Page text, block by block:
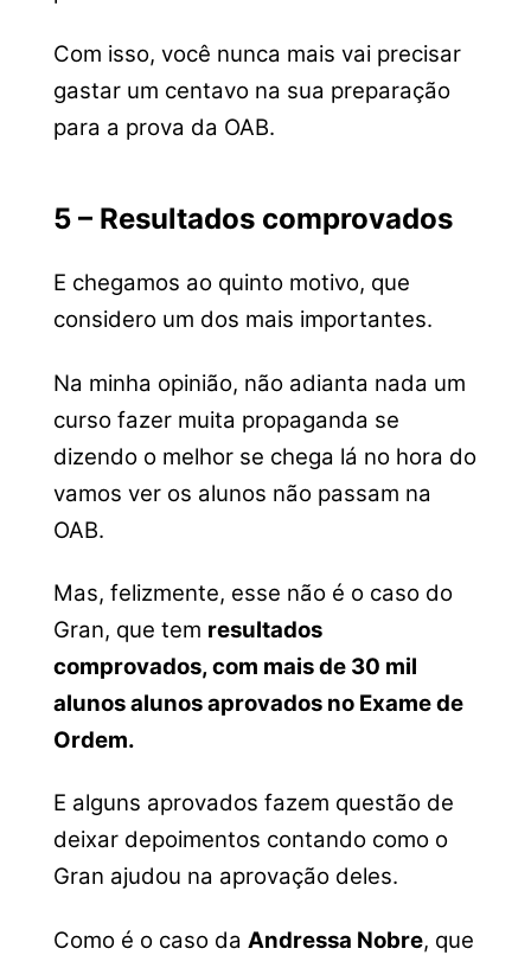
Com isso, você nunca mais vai precisar
gastar um centavo na sua preparação
para a prova da OAB.
5 – Resultados comprovados
E chegamos ao quinto motivo, que
considero um dos mais importantes.
Na minha opinião, não adianta nada um
curso fazer muita propaganda se
dizendo o melhor se chega lá no hora do
vamos ver os alunos não passam na
OAB.
Mas, felizmente, esse não é o caso do
Gran, que tem resultados
comprovados, com mais de 30 mil
alunos alunos aprovados no Exame de
Ordem.
E alguns aprovados fazem questão de
deixar depoimentos contando como o
Gran ajudou na aprovação deles.
Como é o caso da Andressa Nobre, que